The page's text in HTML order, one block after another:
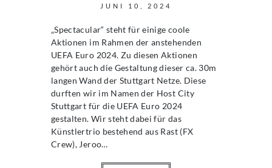
JUNI 10, 2024
„Spectacular“ steht für einige coole
Aktionen im Rahmen der anstehenden
UEFA Euro 2024. Zu diesen Aktionen
gehört auch die Gestaltung dieser ca. 30m
langen Wand der Stuttgart Netze. Diese
durften wir im Namen der Host City
Stuttgart für die UEFA Euro 2024
gestalten. Wir steht dabei für das
Künstlertrio bestehend aus Rast (FX
Crew), Jeroo…